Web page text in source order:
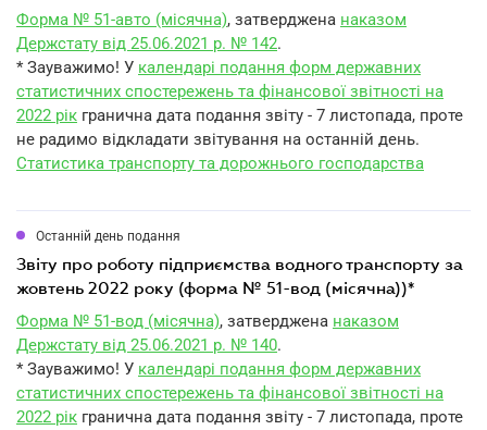
Форма № 51-авто (місячна), затверджена наказом
Держстату від 25.06.2021 р. № 142.
* Зауважимо! У календарі подання форм державних
статистичних спостережень та фінансової звітності на
2022 рік гранична дата подання звіту - 7 листопада, проте
не радимо відкладати звітування на останній день.
Статистика транспорту та дорожнього господарства
Останній день подання
звіту про роботу підприємства водного транспорту за
жовтень 2022 року (форма № 51-вод (місячна))*
Форма № 51-вод (місячна), затверджена наказом
Держстату від 25.06.2021 р. № 140.
* Зауважимо! У календарі подання форм державних
статистичних спостережень та фінансової звітності на
2022 рік гранична дата подання звіту - 7 листопада, проте